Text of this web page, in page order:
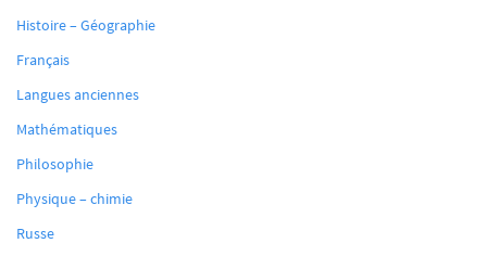
Histoire – Géographie
Français
Langues anciennes
Mathématiques
Philosophie
Physique – chimie
Russe